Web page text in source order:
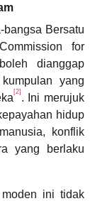
bangsa Bersatu
for
dianggap
yang
[2] . Ini merujuk
hidup
konflik
yang berlaku
ini tidak